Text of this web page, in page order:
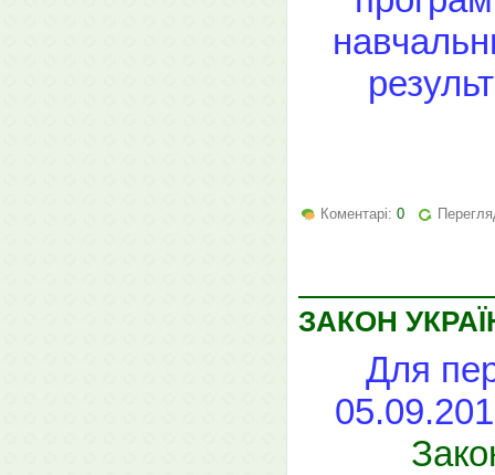
Коментарі: 0
ЗАКОН
Для